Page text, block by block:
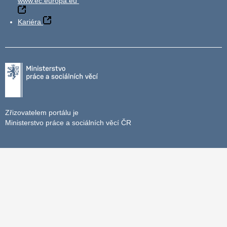
Kariéra
Zřizovatelem portálu je
Ministerstvo práce a sociálních věcí ČR